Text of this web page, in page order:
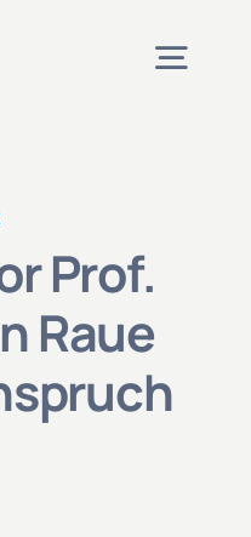
Prof.
Raue